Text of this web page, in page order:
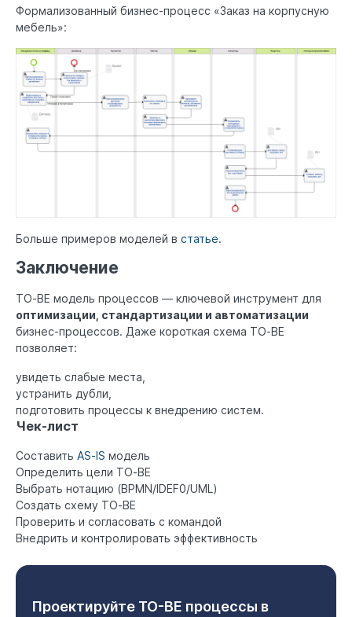
Формализованный бизнес-процесс «Заказ на корпусную
мебель»:
Больше примеров моделей в статье.
Заключение
TO‑BE модель процессов — ключевой инструмент для
оптимизации, стандартизации и автоматизации
бизнес-процессов. Даже короткая схема TO‑BE
позволяет:
увидеть слабые места,
устранить дубли,
подготовить процессы к внедрению систем.
Чек-лист
Составить AS‑IS модель
Определить цели TO‑BE
Выбрать нотацию (BPMN/IDEF0/UML)
Создать схему TO‑BE
Проверить и согласовать с командой
Внедрить и контролировать эффективность
Проектируйте TO-BE процессы в